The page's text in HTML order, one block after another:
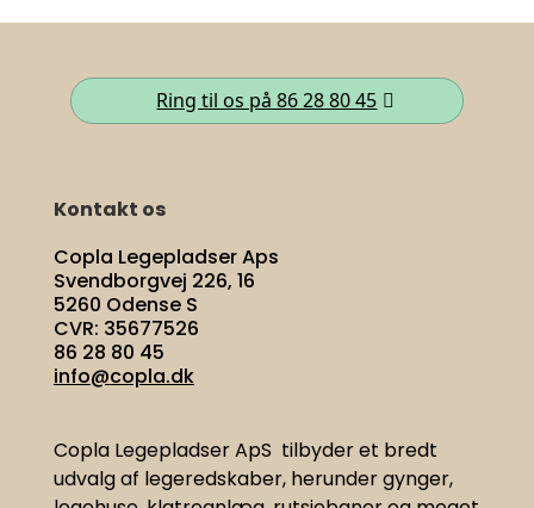
Ring til os på 86 28 80 45
Kontakt os
Copla Legepladser Aps
Svendborgvej 226, 16
5260 Odense S
CVR: 35677526
86 28 80 45
info@copla.dk
Copla Legepladser ApS tilbyder et bredt
udvalg af legeredskaber, herunder gynger,